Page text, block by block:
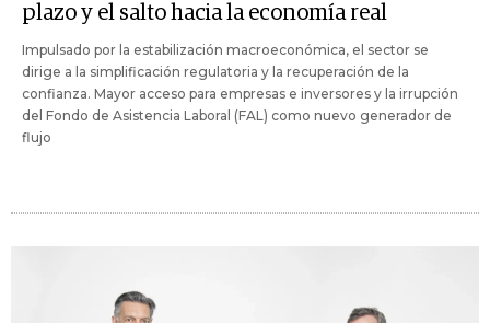
plazo y el salto hacia la economía real
Impulsado por la estabilización macroeconómica, el sector se
dirige a la simplificación regulatoria y la recuperación de la
confianza. Mayor acceso para empresas e inversores y la irrupción
del Fondo de Asistencia Laboral (FAL) como nuevo generador de
flujo